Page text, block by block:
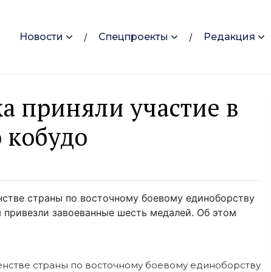
Новости Спецпроекты Редакция
приняли участие в
страны по восточному боевому единоборству
завоеванные шесть медалей. Об этом
страны по восточному боевому единоборству